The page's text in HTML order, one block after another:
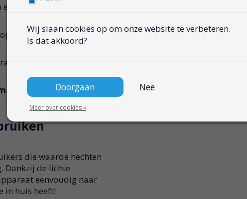
houding
verschillende
zoals boeken of
van 130 x 70 cm
die waarde hechten
Dankzij de lichte
eenvoudig naar
in huis heeft!
Wij slaan cookies op om onze website te verbeteren.
Is dat akkoord?
Doorgaan Nee
Meer over cookies »